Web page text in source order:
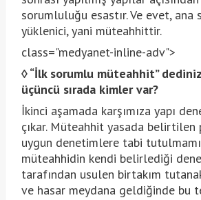
sorumluluğu esastır. Ve evet, ana
yüklenici, yani müteahhittir.
class="medyanet-inline-adv">
◊“İlk sorumlu müteahhit”
üçüncü sırada kimler var?
İkinci aşamada karşımıza yapı
çıkar. Müteahhit yasada
uygun denetimlere tabi
müteahhidin kendi belirlediği
tarafından usulen birtakım
ve hasar meydana geldiğinde bu